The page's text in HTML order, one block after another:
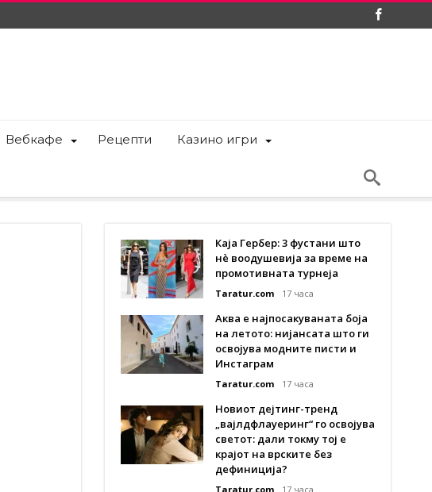
Вебкафе Рецепти Казино игри
Каја Гербер: 3 фустани што
нè воодушевија за време на
промотивната турнеја
Taratur.com 17 часа
Аква е најпосакуваната боја
на летото: нијансата што ги
освојува модните писти и
Инстаграм
Taratur.com 17 часа
Новиот дејтинг-тренд
„вајлдфлауеринг“ го освојува
светот: дали токму тој е
крајот на врските без
дефиниција?
Taratur.com 17 часа